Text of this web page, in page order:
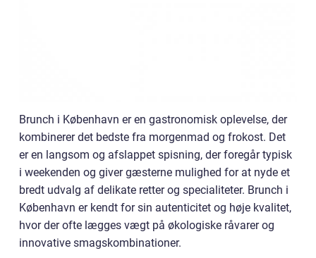
Brunch i København er en gastronomisk oplevelse, der
kombinerer det bedste fra morgenmad og frokost. Det
er en langsom og afslappet spisning, der foregår typisk
i weekenden og giver gæsterne mulighed for at nyde et
bredt udvalg af delikate retter og specialiteter. Brunch i
København er kendt for sin autenticitet og høje kvalitet,
hvor der ofte lægges vægt på økologiske råvarer og
innovative smagskombinationer.